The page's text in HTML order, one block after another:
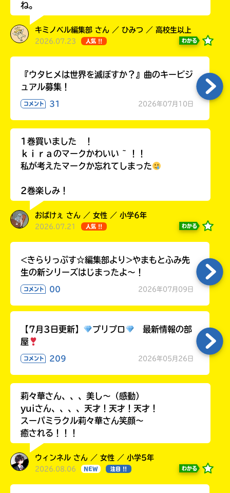
ね。
キミノベル編集部 さん ／ ひみつ ／ 高校生以上
2026.07.23 人気 !! わかる
『ウタヒメは世界を滅ぼすか？』曲のキービジ
ュアル募集！
コメント 31 2026年07月10日
1巻買いました ！
ｋｉｒａのマークかわいい ~ ！！
私が考えたマークか忘れてしまった
2巻楽しみ！
おばけぇ さん ／ 女性 ／ 小学6年
2026.07.21 人気 !! わかる
<きらりっぷす☆編集部より>やまもとふみ先
生の新シリーズはじまったよ～！
コメント 00 2026年07月09日
【7月3日更新】 プリプロ
最新情報の部
屋
コメント 209 2026年05月26日
莉々華さん、、、美し〜（感動）
yuiさん、、、、天才！天才！天才！
スーパミラクル莉々華さん笑顔〜
癒される！！！
ウィンネル さん ／ 女性 ／ 小学5年
2026.08.06 NEW 注目 !! わかる